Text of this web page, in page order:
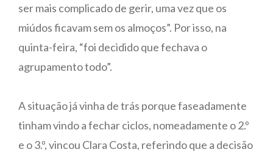
ser mais complicado de gerir, uma vez que os
miúdos ficavam sem os almoços”. Por isso, na
quinta-feira, “foi decidido que fechava o
agrupamento todo”.
A situação já vinha de trás porque faseadamente
tinham vindo a fechar ciclos, nomeadamente o 2.º
e o 3.º, vincou Clara Costa, referindo que a decisão